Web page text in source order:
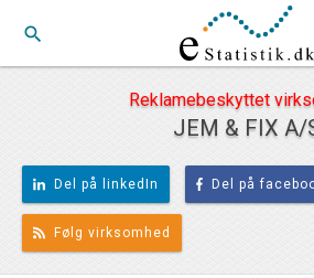
search
Reklamebeskyttet
JEM & FIX A/
Del på linkedIn Del på
Følg virksomhed